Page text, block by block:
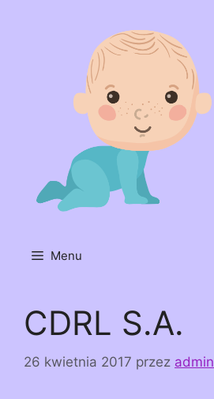
Menu
CDRL S.A.
26 kwietnia 2017 przez admin